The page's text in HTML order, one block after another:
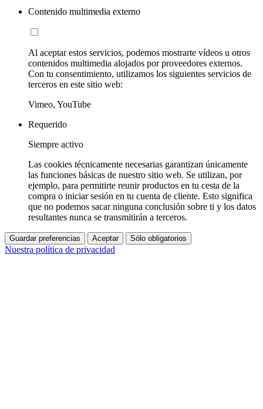
Contenido multimedia externo
Al aceptar estos servicios, podemos mostrarte vídeos u otros
contenidos multimedia alojados por proveedores externos.
Con tu consentimiento, utilizamos los siguientes servicios de
terceros en este sitio web:
Vimeo, YouTube
Requerido
Siempre activo
Las cookies técnicamente necesarias garantizan únicamente
las funciones básicas de nuestro sitio web. Se utilizan, por
ejemplo, para permitirte reunir productos en tu cesta de la
compra o iniciar sesión en tu cuenta de cliente. Esto significa
que no podemos sacar ninguna conclusión sobre ti y los datos
resultantes nunca se transmitirán a terceros.
Guardar preferencias Aceptar Sólo obligatorios
Nuestra política de privacidad